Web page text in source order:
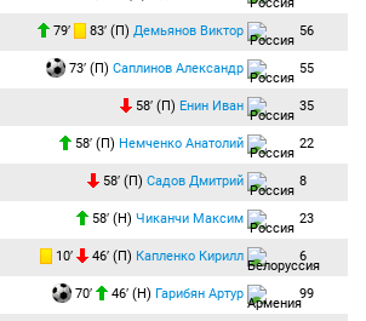
79′ 83′ (П) Демьянов Виктор 56
73′ (П) Саплинов Александр 55
58′ (П) Енин Иван 35
58′ (П) Немченко Анатолий 22
58′ (П) Садов Дмитрий 8
58′ (Н) Чиканчи Максим 23
10′ 46′ (П) Капленко Кирилл 6
70′ 46′ (Н) Гарибян Артур 99